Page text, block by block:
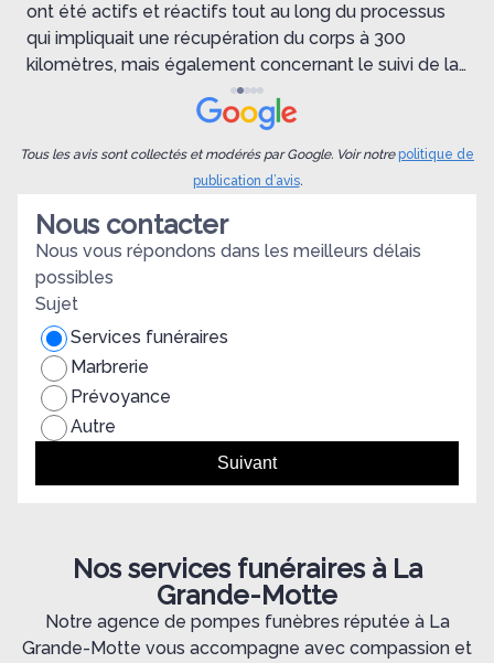
ont été actifs et réactifs tout au long du processus
qui impliquait une récupération du corps à 300
kilomètres, mais également concernant le suivi de la
cérémonie religieuse, ainsi que le crématorium.
Toutes les démarches ont été réalisées en temps et
en heure, toujours accompagnées de leur
bienveillance. Une entreprise humaine qui fait du
traverse ce moment douloureux. J'espère qu'ils
resteront longtemps des excellents professionnels
dans leur domaine. Encore MERCI!
Tous les avis sont collectés et modérés par Google. Voir notrepolitique de
publication d’avis.
Nous contacter
Nous vous répondons dans les meilleurs délais
possibles
Sujet
Services funéraires
Marbrerie
Prévoyance
Autre
Suivant
Nos services funéraires à La
Grande-Motte
Notre agence de pompes funèbres réputée à La
Grande-Motte vous accompagne avec compassion et